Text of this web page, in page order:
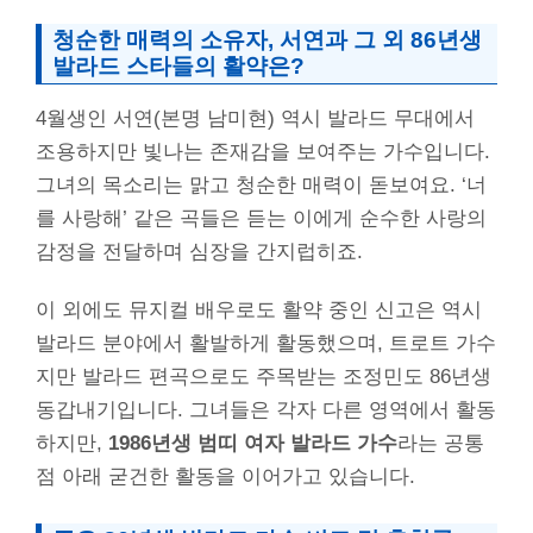
청순한 매력의 소유자, 서연과 그 외 86년생
발라드 스타들의 활약은?
4월생인 서연(본명 남미현) 역시 발라드 무대에서
조용하지만 빛나는 존재감을 보여주는 가수입니다.
그녀의 목소리는 맑고 청순한 매력이 돋보여요. ‘너
를 사랑해’ 같은 곡들은 듣는 이에게 순수한 사랑의
감정을 전달하며 심장을 간지럽히죠.
이 외에도 뮤지컬 배우로도 활약 중인 신고은 역시
발라드 분야에서 활발하게 활동했으며, 트로트 가수
지만 발라드 편곡으로도 주목받는 조정민도 86년생
동갑내기입니다. 그녀들은 각자 다른 영역에서 활동
하지만, 1986년생 범띠 여자 발라드 가수라는 공통
점 아래 굳건한 활동을 이어가고 있습니다.